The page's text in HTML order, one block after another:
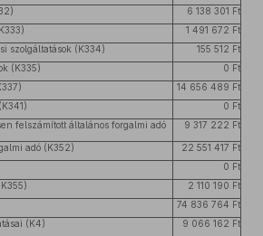
6 138 301 Ft
1 491 672 Ft
szolgáltatások (K334)
155 512 Ft
(K335)
0 Ft
14 656 489 Ft
0 Ft
felszámított általános forgalmi adó
9 317 222 Ft
adó (K352)
22 551 417 Ft
0 Ft
2 110 190 Ft
74 836 764 Ft
(K4)
9 066 162 Ft